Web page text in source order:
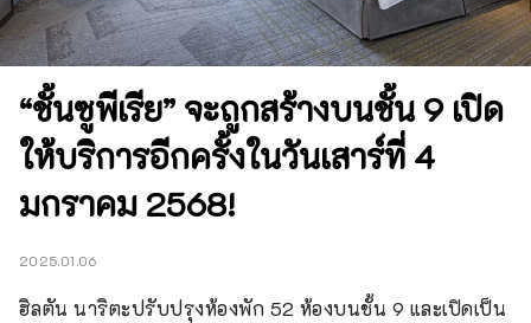
“ชั้นซูพีเรีย” จะถูกสร้างบนชั้น 9 เปิด
ให้บริการอีกครั้งในวันเสาร์ที่ 4
มกราคม 2568!
2025.01.06
ฮิลตัน นาริตะปรับปรุงห้องพัก 52 ห้องบนชั้น 9 และเปิดเป็น